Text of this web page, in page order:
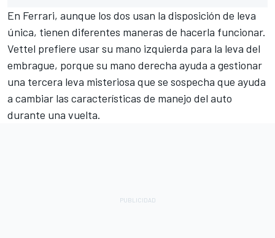
En Ferrari, aunque los dos usan la disposición de leva
única, tienen diferentes maneras de hacerla funcionar.
Vettel prefiere usar su mano izquierda para la leva del
embrague, porque su mano derecha ayuda a gestionar
una tercera leva misteriosa que se sospecha que ayuda
a cambiar las características de manejo del auto
durante una vuelta.